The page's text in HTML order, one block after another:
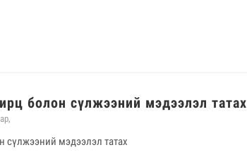
болон сүлжээний мэдээлэл татах
,
сүлжээний мэдээлэл татах